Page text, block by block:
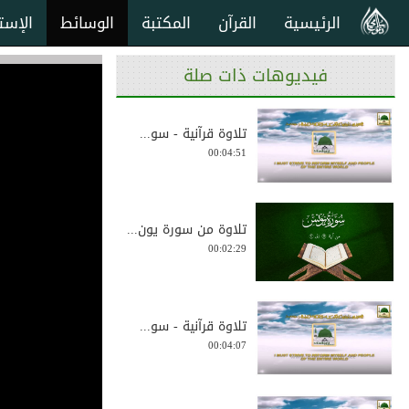
الوسائط المكتبة القرآن الرئيسية
فيديوهات ذات صلة
تلاوة قرآنية - سو...
00:04:51
تلاوة من سورة يون...
00:02:29
تلاوة قرآنية - سو...
00:04:07